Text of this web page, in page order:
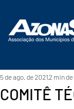
COMITÊ
5 de ago. de 20212 min